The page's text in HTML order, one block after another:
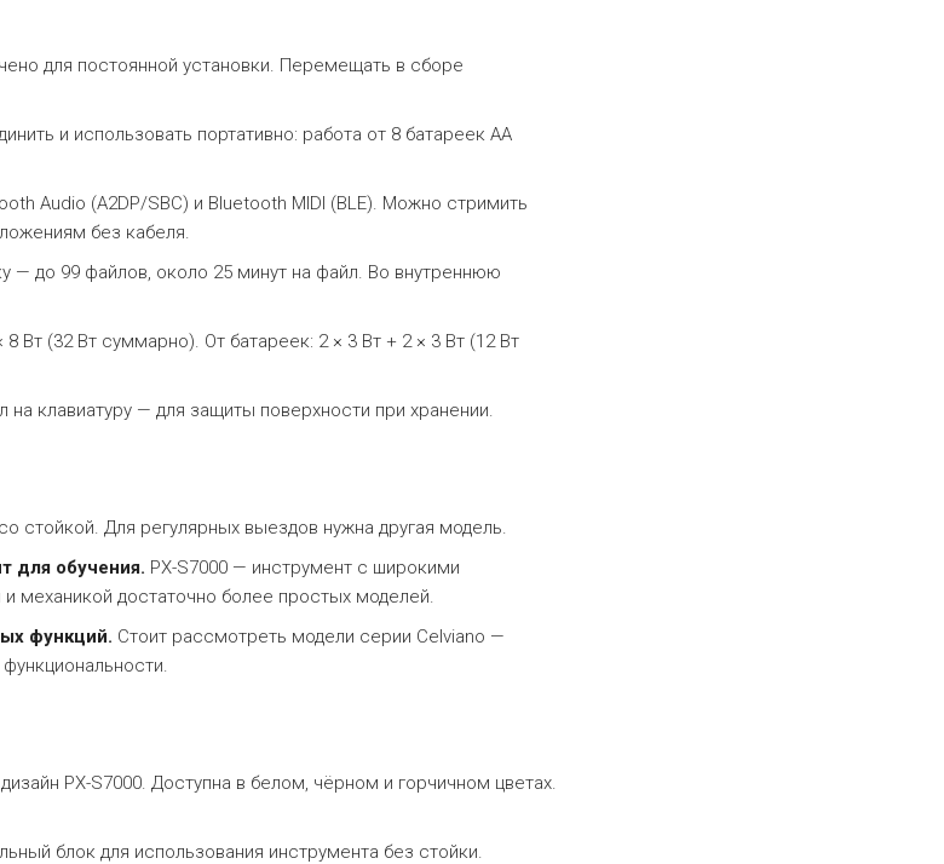
для постоянной установки. Перемещать в сборе
и использовать портативно: работа от 8 батареек АА
Audio (A2DP/SBC) и Bluetooth MIDI (BLE). Можно стримить
без кабеля.
— до 99 файлов, около 25 минут на файл. Во внутреннюю
8 Вт (32 Вт суммарно). От батареек: 2 × 3 Вт + 2 × 3 Вт (12 Вт
на клавиатуру — для защиты поверхности при хранении.
стойкой. Для регулярных выездов нужна другая модель.
для обучения. PX-S7000 — инструмент с широкими
механикой достаточно более простых моделей.
функций. Стоит рассмотреть модели серии Celviano —
PX-S7000. Доступна в белом, чёрном и горчичном цветах.
блок для использования инструмента без стойки.